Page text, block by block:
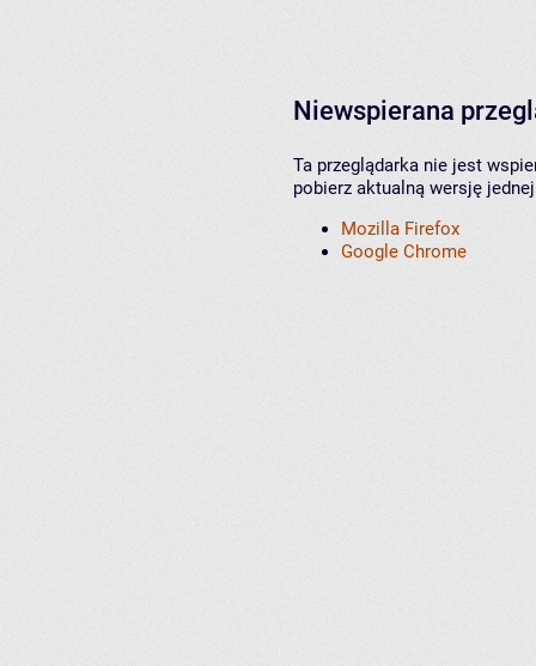
Niewspierana
Ta przeglądarka nie jest
pobierz aktualną wersję
Mozilla Firefox
Google Chrome